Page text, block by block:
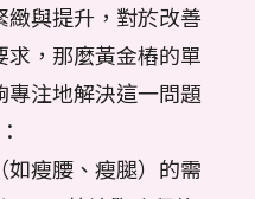
緻與提升，對於改善
求，那麼黃金樁的單
專注地解決這一問題
如瘦腰、瘦腿）的需